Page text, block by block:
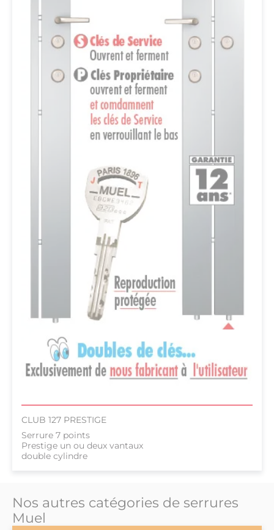
CLUB 127 PRESTIGE
Serrure 7 points
Prestige un ou deux vantaux
double cylindre
Nos autres catégories de serrures
Muel